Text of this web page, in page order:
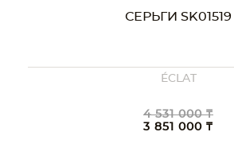
СЕРЬГИ SK01519
ÉCLAT
4 531 000 ₸
3 851 000 ₸